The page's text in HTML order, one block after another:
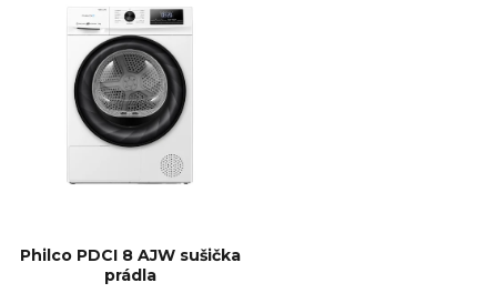
Kondenzační nádržka, Možnost
napojení odpadu
Philco PDCI 8 AJW sušička
prádla